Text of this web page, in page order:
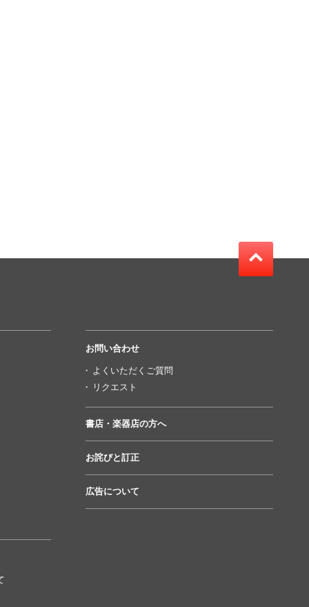
お問い合わせ
よくいただくご質問
リクエスト
書店・楽器店の方へ
お詫びと訂正
広告について